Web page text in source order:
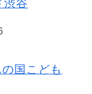
渋谷
国こども